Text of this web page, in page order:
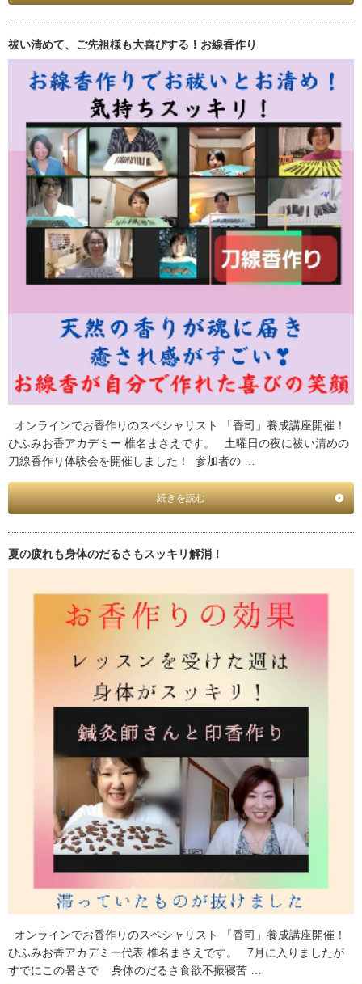
祓い清めて、ご先祖様も大喜びする！お線香作り
オンラインでお香作りのスペシャリスト 「香司」養成講座開催！
ひふみお香アカデミー 椎名まさえです。 土曜日の夜に祓い清めの
刀線香作り体験会を開催しました！ 参加者の …
続きを読む
夏の疲れも身体のだるさもスッキリ解消！
オンラインでお香作りのスペシャリスト 「香司」養成講座開催！
ひふみお香アカデミー代表 椎名まさえです。 7月に入りましたが
すでにこの暑さで 身体のだるさ食欲不振寝苦 …